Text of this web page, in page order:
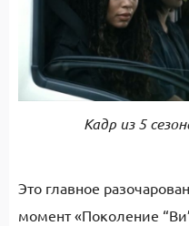
Кадр из 5
Это главное
момент «Поколение